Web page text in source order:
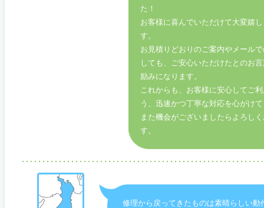
た！
お客様に喜んでいただけて大変嬉
す。
お見積りどおりのご案内やメール
しても、ご安心いただけたとのお
励みになります。
これからも、お客様に安心してご
う、迅速かつ丁寧な対応を心がけ
また機会がございましたらよろし
す。
修理から戻ってきたものは素晴らしい動